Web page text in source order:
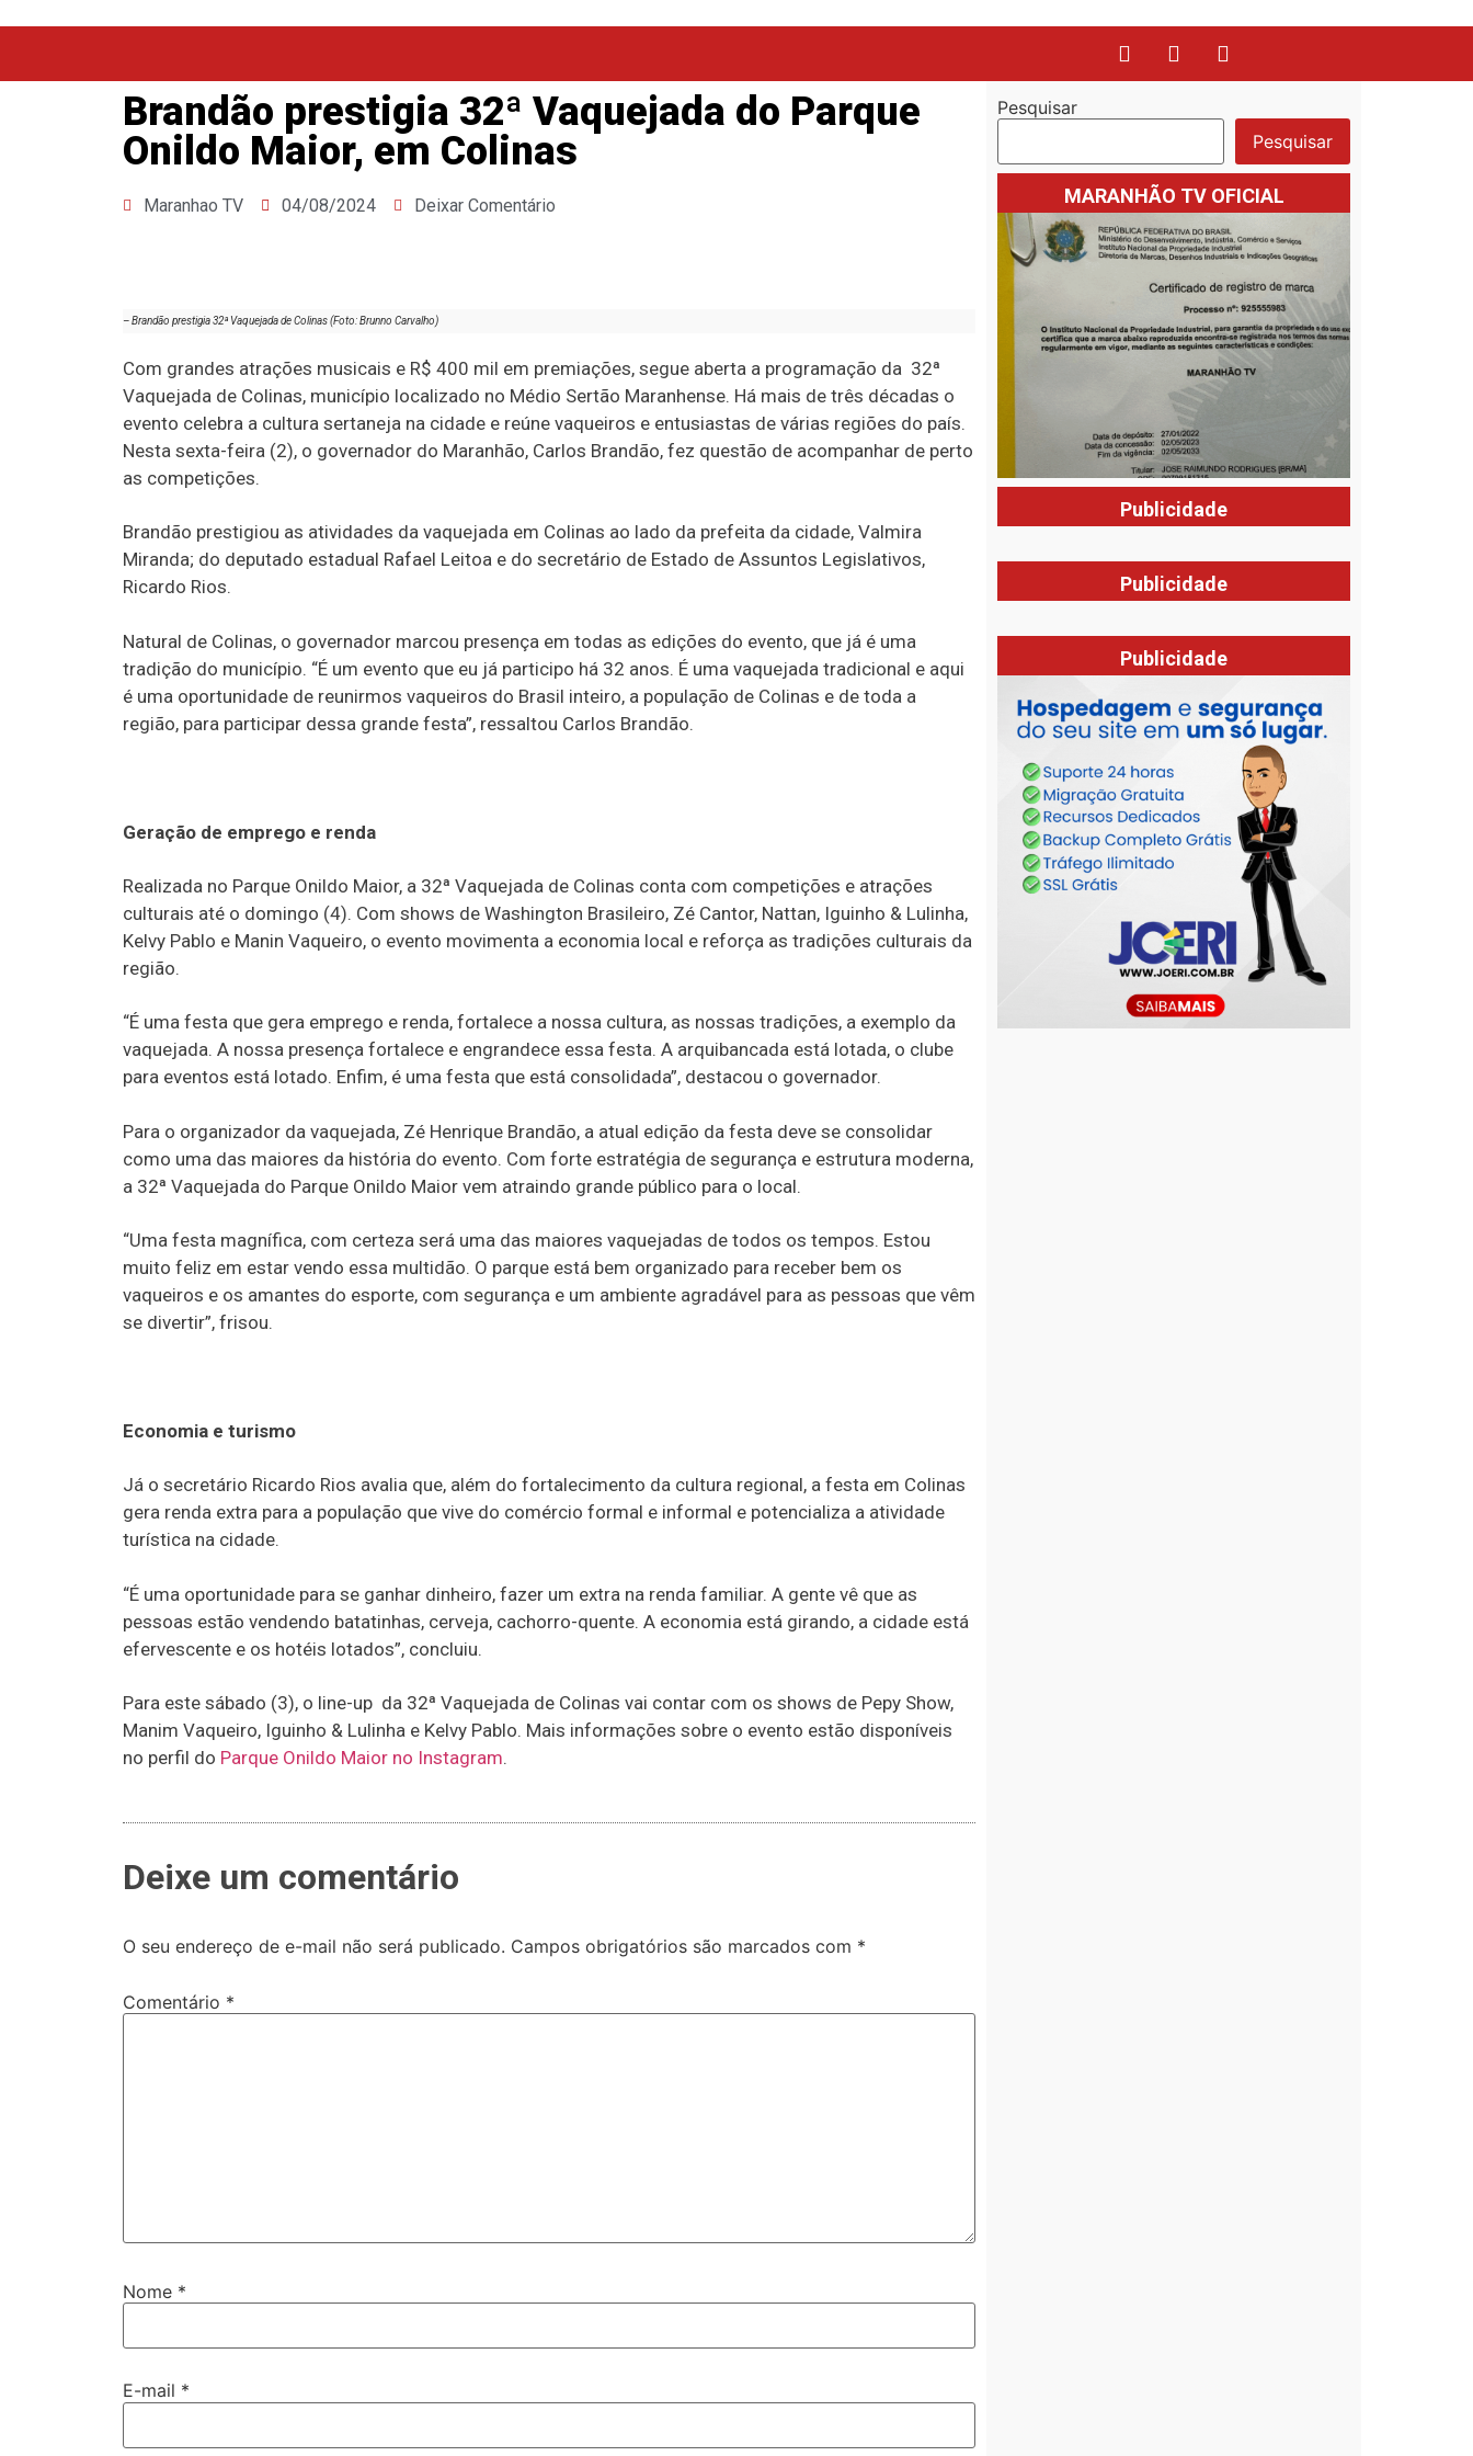
Brandão prestigia 32ª Vaquejada do Parque
Onildo Maior, em Colinas
Maranhao TV 04/08/2024 Deixar Comentário
– Brandão prestigia 32ª Vaquejada de Colinas (Foto: Brunno Carvalho)
Com grandes atrações musicais e R$ 400 mil em premiações, segue aberta a programação da 32ª
Vaquejada de Colinas, município localizado no Médio Sertão Maranhense. Há mais de três décadas o
evento celebra a cultura sertaneja na cidade e reúne vaqueiros e entusiastas de várias regiões do país.
Nesta sexta-feira (2), o governador do Maranhão, Carlos Brandão, fez questão de acompanhar de perto
as competições.
Brandão prestigiou as atividades da vaquejada em Colinas ao lado da prefeita da cidade, Valmira
Miranda; do deputado estadual Rafael Leitoa e do secretário de Estado de Assuntos Legislativos,
Ricardo Rios.
Natural de Colinas, o governador marcou presença em todas as edições do evento, que já é uma
tradição do município. “É um evento que eu já participo há 32 anos. É uma vaquejada tradicional e aqui
é uma oportunidade de reunirmos vaqueiros do Brasil inteiro, a população de Colinas e de toda a
região, para participar dessa grande festa”, ressaltou Carlos Brandão.
Geração de emprego e renda
Realizada no Parque Onildo Maior, a 32ª Vaquejada de Colinas conta com competições e atrações
culturais até o domingo (4). Com shows de Washington Brasileiro, Zé Cantor, Nattan, Iguinho & Lulinha,
Kelvy Pablo e Manin Vaqueiro, o evento movimenta a economia local e reforça as tradições culturais da
região.
“É uma festa que gera emprego e renda, fortalece a nossa cultura, as nossas tradições, a exemplo da
vaquejada. A nossa presença fortalece e engrandece essa festa. A arquibancada está lotada, o clube
para eventos está lotado. Enfim, é uma festa que está consolidada”, destacou o governador.
Para o organizador da vaquejada, Zé Henrique Brandão, a atual edição da festa deve se consolidar
como uma das maiores da história do evento. Com forte estratégia de segurança e estrutura moderna,
a 32ª Vaquejada do Parque Onildo Maior vem atraindo grande público para o local.
“Uma festa magnífica, com certeza será uma das maiores vaquejadas de todos os tempos. Estou
muito feliz em estar vendo essa multidão. O parque está bem organizado para receber bem os
vaqueiros e os amantes do esporte, com segurança e um ambiente agradável para as pessoas que vêm
se divertir”, frisou.
Economia e turismo
Já o secretário Ricardo Rios avalia que, além do fortalecimento da cultura regional, a festa em Colinas
gera renda extra para a população que vive do comércio formal e informal e potencializa a atividade
turística na cidade.
“É uma oportunidade para se ganhar dinheiro, fazer um extra na renda familiar. A gente vê que as
pessoas estão vendendo batatinhas, cerveja, cachorro-quente. A economia está girando, a cidade está
efervescente e os hotéis lotados”, concluiu.
Para este sábado (3), o line-up da 32ª Vaquejada de Colinas vai contar com os shows de Pepy Show,
Manim Vaqueiro, Iguinho & Lulinha e Kelvy Pablo. Mais informações sobre o evento estão disponíveis
no perfil do Parque Onildo Maior no Instagram.
Deixe um comentário
O seu endereço de e-mail não será publicado. Campos obrigatórios são marcados com *
Comentário *
Nome *
E-mail *
Pesquisar
Pesquisar
MARANHÃO TV OFICIAL
Publicidade
Publicidade
Publicidade